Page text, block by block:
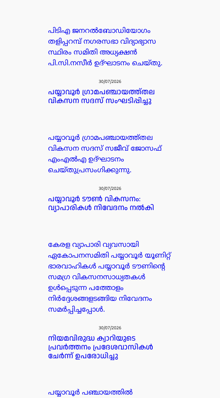
പിടിഎ ജനറൽബോഡിയോഗം
തളിപ്പറമ്പ് നഗരസഭാ വിദ്യാഭ്യാസ
സ്ഥിരം സമിതി അധ്യക്ഷൻ
പി.സി.നസീർ ഉദ്ഘാടനം ചെയ്തു.
30/07/2026
പയ്യാവൂർ ഗ്രാമപഞ്ചായത്ത്തല
വികസന സദസ് സംഘടിപ്പിച്ചു
പയ്യാവൂർ ഗ്രാമപഞ്ചായത്ത്തല
വികസന സദസ് സജീവ് ജോസഫ്
എംഎൽഎ ഉദ്ഘാടനം
ചെയ്തുപ്രസംഗിക്കുന്നു.
30/07/2026
പയ്യാവൂർ ടൗൺ വികസനം:
വ്യാപാരികൾ നിവേദനം നൽകി
കേരള വ്യാപാരി വ്യവസായി
ഏകോപനസമിതി പയ്യാവൂർ യൂണിറ്റ്
ഭാരവാഹികൾ പയ്യാവൂർ ടൗണിന്റെ
സമഗ്ര വികസനസാധ്യതകൾ
ഉൾപ്പെടുന്ന പത്തോളം
നിർദ്ദേശങ്ങളടങ്ങിയ നിവേദനം
സമർപ്പിച്ചപ്പോൾ.
30/07/2026
നിയമവിരുദ്ധ ക്വാറിയുടെ
പ്രവർത്തനം പ്രദേശവാസികൾ
ചേർന്ന് ഉപരോധിച്ചു
പയ്യാവൂർ പഞ്ചായത്തിൽ